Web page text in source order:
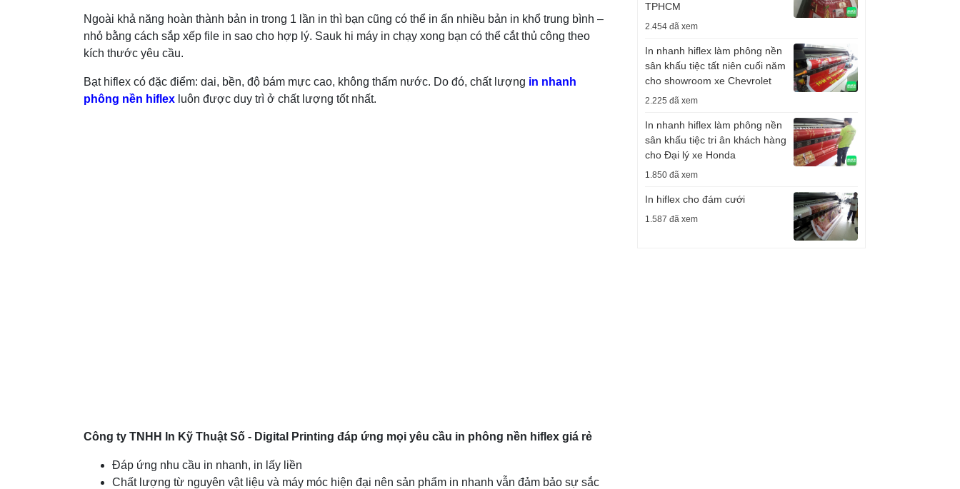
Ngoài khả năng hoàn thành bản in trong 1 lần in thì bạn cũng có thể in ấn nhiều bản in khổ trung bình –
nhỏ bằng cách sắp xếp file in sao cho hợp lý. Sauk hi máy in chạy xong bạn có thể cắt thủ công theo
kích thước yêu cầu.
Bạt hiflex có đặc điểm: dai, bền, độ bám mực cao, không thấm nước. Do đó, chất lượng in nhanh
phông nền hiflex luôn được duy trì ở chất lượng tốt nhất.
Công ty TNHH In Kỹ Thuật Số - Digital Printing đáp ứng mọi yêu cầu in phông nền hiflex giá rẻ
Đáp ứng nhu cầu in nhanh, in lấy liền
Chất lượng từ nguyên vật liệu và máy móc hiện đại nên sản phẩm in nhanh vẫn đảm bảo sự sắc
TPHCM
2.454 đã xem
In nhanh hiflex làm phông nền
sân khấu tiệc tất niên cuối năm
cho showroom xe Chevrolet
2.225 đã xem
In nhanh hiflex làm phông nền
sân khấu tiệc tri ân khách hàng
cho Đại lý xe Honda
1.850 đã xem
In hiflex cho đám cưới
1.587 đã xem